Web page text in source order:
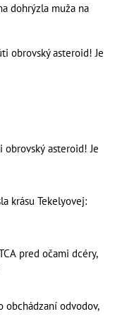
dohrýzla muža na
obrovský asteroid! Je
obrovský asteroid! Je
krásu Tekelyovej:
pred očami dcéry,
obchádzaní odvodov,